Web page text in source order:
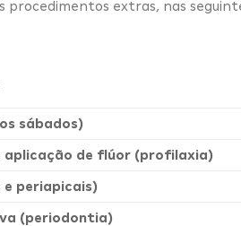
procedimentos extras, nas
sábados)
aplicação de flúor (profilaxia)
e periapicais)
(periodontia)